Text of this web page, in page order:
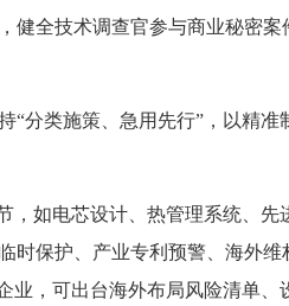
健全技术调查官参与商业秘密案
“分类施策、急用先行”，以精准
，如电芯设计、热管理系统、先
时保护、产业专利预警、海外维
业，可出台海外布局风险清单、